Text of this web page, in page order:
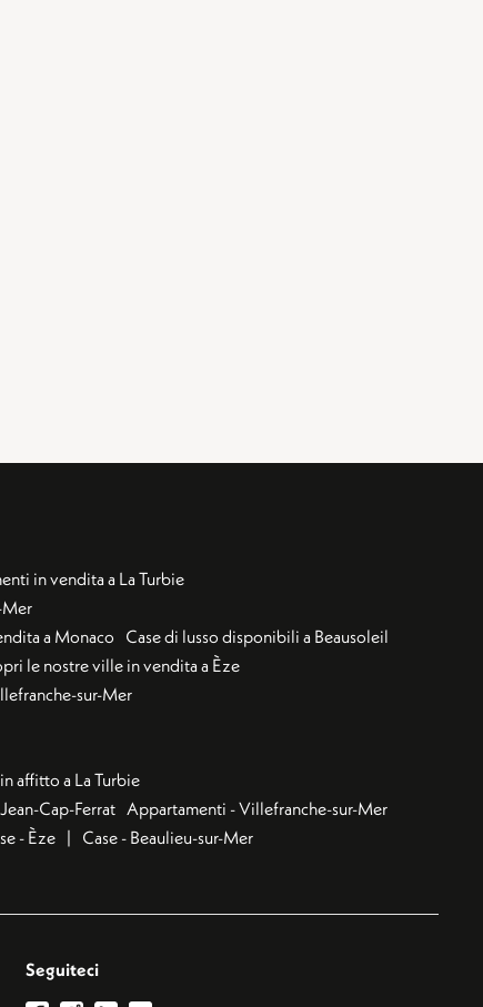
in vendita a La Turbie
Mer
a Monaco Case di lusso disponibili a Beausoleil
le nostre ville in vendita a Èze
sur-Mer
affitto a La Turbie
Cap-Ferrat Appartamenti - Villefranche-sur-Mer
- Èze
Case - Beaulieu-sur-Mer
Seguiteci